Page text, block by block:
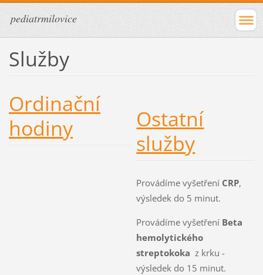
pediatrmilovice
Služby
Ordinační
hodiny
Ostatní
služby
Provádíme vyšetření CRP,
výsledek do 5 minut.
Provádíme vyšetření Beta
hemolytického
streptokoka z krku -
výsledek do 15 minut.